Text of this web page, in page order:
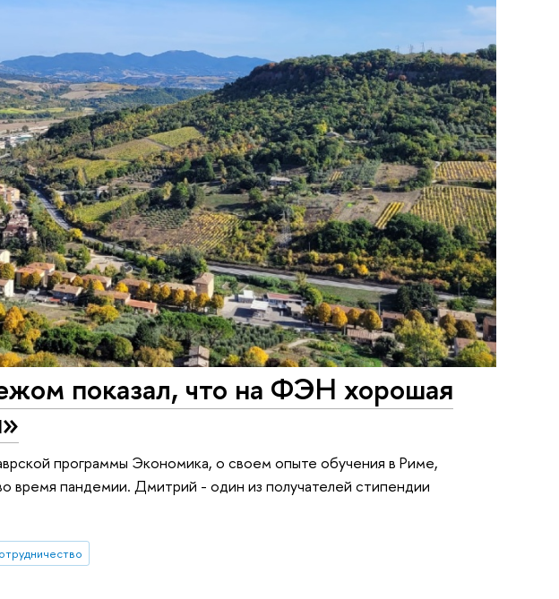
показал, что на ФЭН хорошая
программы Экономика, о своем опыте обучения в Риме,
время пандемии. Дмитрий - один из получателей стипендии